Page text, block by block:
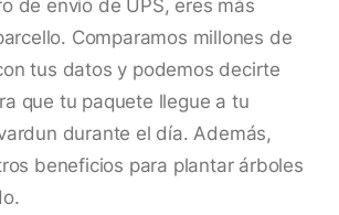
de envío de UPS, eres más
Comparamos millones de
tus datos y podemos decirte
que tu paquete llegue a tu
durante el día. Además,
beneficios para plantar árboles